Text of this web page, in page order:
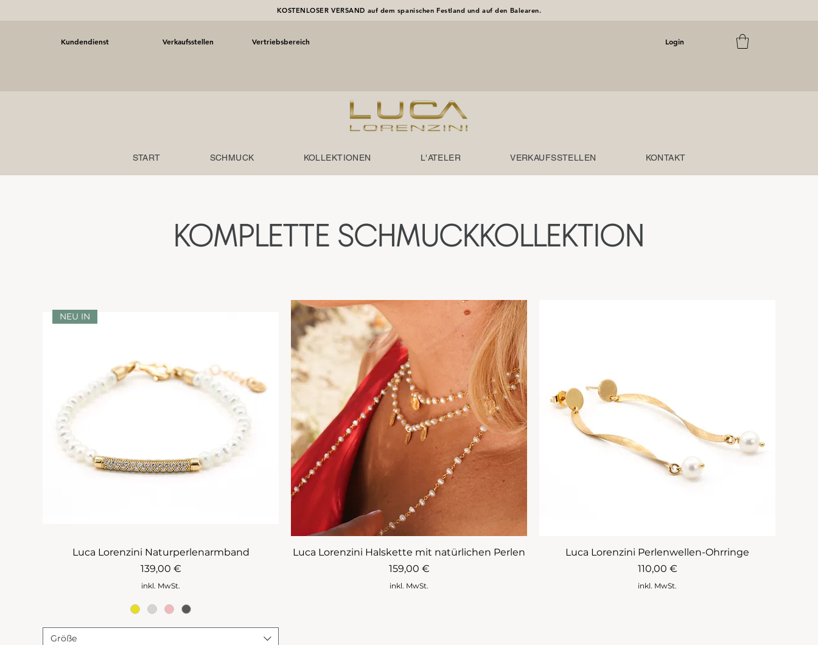
KOSTENLOSER VERSAND auf dem spanischen Festland und auf den Balearen.
Kundendienst Verkaufsstellen Vertriebsbereich Login
START SCHMUCK KOLLEKTIONEN L'ATELER VERKAUFSSTELLEN KONTAKT
KOMPLETTE SCHMUCKKOLLEKTION
NEU IN
Luca Lorenzini Naturperlenarmband
Preis
139,00 €
inkl. MwSt.
Größe
Luca Lorenzini Halskette mit natürlichen Perlen
Preis
159,00 €
inkl. MwSt.
Luca Lorenzini Perlenwellen-Ohrringe
Preis
110,00 €
inkl. MwSt.